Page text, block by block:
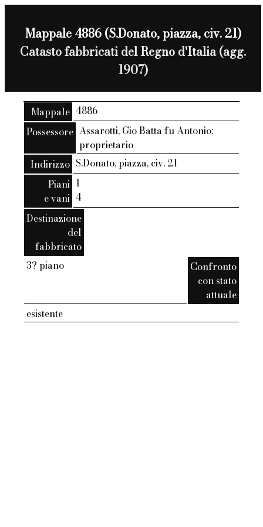
Mappale 4886 (S.Donato, piazza, civ. 21)
Catasto fabbricati del Regno d'Italia (agg.
1907)
Mappale 4886
Possessore Assarotti, Gio Batta fu Antonio;
proprietario
Indirizzo S.Donato, piazza, civ. 21
Piani
e vani
1
4
Destinazione
del
fabbricato
3? piano
Confronto
con stato
attuale
esistente